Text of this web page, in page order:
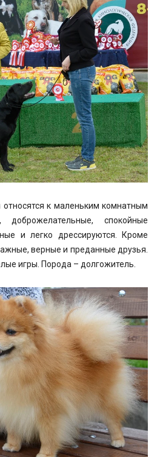
относятся к маленьким комнатным
спокойные
и легко дрессируются. Кроме
верные и преданные друзья.
игры. Порода – долгожитель.